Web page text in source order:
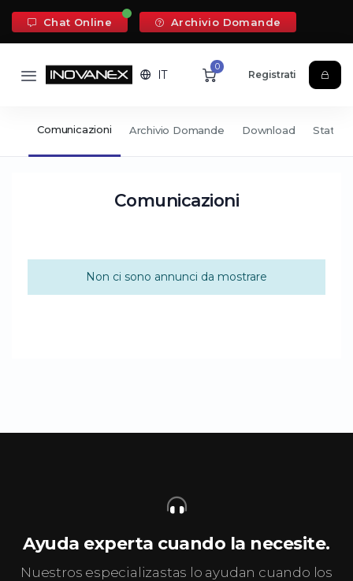
Chat Online Archivio Domande
IT
0
Registrati
Comunicazioni Archivio Domande Download Stato
Comunicazioni
Non ci sono annunci da mostrare
Ayuda experta cuando la necesite.
Nuestros especializastas lo ayudan cuando los